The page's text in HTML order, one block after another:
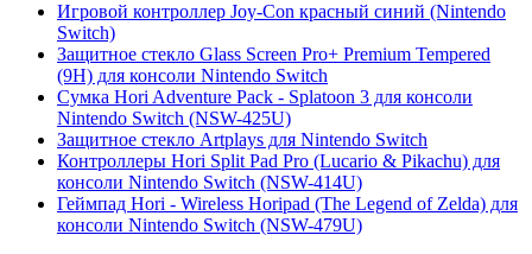
Игровой контроллер Joy-Con красный синий (Nintendo
Switch)
Защитное стекло Glass Screen Pro+ Premium Tempered
(9H) для консоли Nintendo Switch
Сумка Hori Adventure Pack - Splatoon 3 для консоли
Nintendo Switch (NSW-425U)
Защитное стекло Artplays для Nintendo Switch
Контроллеры Hori Split Pad Pro (Lucario & Pikachu) для
консоли Nintendo Switch (NSW-414U)
Геймпад Hori - Wireless Horipad (The Legend of Zelda) для
консоли Nintendo Switch (NSW-479U)